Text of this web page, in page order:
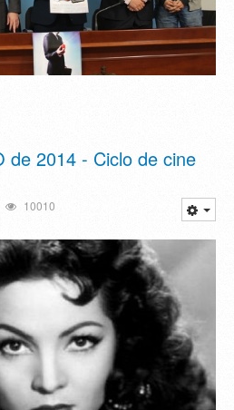
de 2014 - Ciclo de cine
10010